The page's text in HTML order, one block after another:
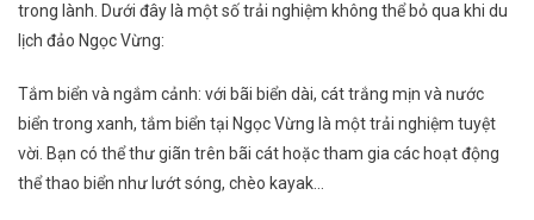
trong lành. Dưới đây là một số trải nghiệm không thể bỏ qua khi du
lịch đảo Ngọc Vừng:
Tắm biển và ngắm cảnh: với bãi biển dài, cát trắng mịn và nước
biển trong xanh, tắm biển tại Ngọc Vừng là một trải nghiệm tuyệt
vời. Bạn có thể thư giãn trên bãi cát hoặc tham gia các hoạt động
thể thao biển như lướt sóng, chèo kayak…